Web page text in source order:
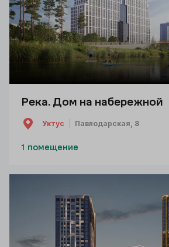
Река. Дом на набережной
Уктус Павлодарская, 8
1 помещение